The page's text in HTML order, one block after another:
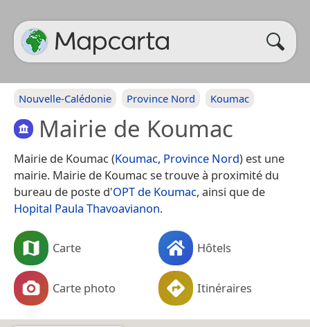
Nouvelle-Calédonie Province Nord Koumac
Mairie de Koumac
Mairie de Koumac (Koumac, Province Nord) est une
mairie. Mairie de Koumac se trouve à proximité du
bureau de poste d'OPT de Koumac, ainsi que de
Hopital Paula Thavoavianon.
Carte Hôtels
Carte photo Itinéraires